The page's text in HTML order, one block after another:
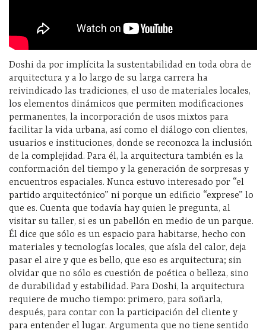
Doshi da por implícita la sustentabilidad en toda obra de
arquitectura y a lo largo de su larga carrera ha
reivindicado las tradiciones, el uso de materiales locales,
los elementos dinámicos que permiten modificaciones
permanentes, la incorporación de usos mixtos para
facilitar la vida urbana, así como el diálogo con clientes,
usuarios e instituciones, donde se reconozca la inclusión
de la complejidad. Para él, la arquitectura también es la
conformación del tiempo y la generación de sorpresas y
encuentros espaciales. Nunca estuvo interesado por “el
partido arquitectónico” ni porque un edificio “exprese” lo
que es. Cuenta que todavía hay quien le pregunta, al
visitar su taller, si es un pabellón en medio de un parque.
Él dice que sólo es un espacio para habitarse, hecho con
materiales y tecnologías locales, que aísla del calor, deja
pasar el aire y que es bello, que eso es arquitectura; sin
olvidar que no sólo es cuestión de poética o belleza, sino
de durabilidad y estabilidad. Para Doshi, la arquitectura
requiere de mucho tiempo: primero, para soñarla,
después, para contar con la participación del cliente y
para entender el lugar. Argumenta que no tiene sentido